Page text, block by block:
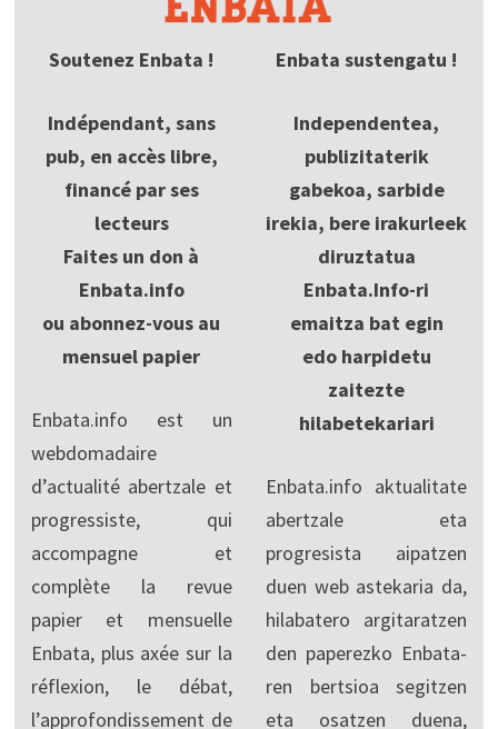
Soutenez Enbata !
Indépendant, sans
pub, en accès libre,
financé par ses
lecteurs
Faites un don à
Enbata.info
ou abonnez-vous au
mensuel papier
Enbata.info est un
webdomadaire
d’actualité abertzale et
progressiste, qui
accompagne et
complète la revue
papier et mensuelle
Enbata, plus axée sur la
réflexion, le débat,
l’approfondissement de
Enbata sustengatu !
Independentea,
publizitaterik
gabekoa, sarbide
irekia, bere irakurleek
diruztatua
Enbata.Info-ri
emaitza bat egin
edo harpidetu
zaitezte
hilabetekariari
Enbata.info aktualitate
abertzale eta
progresista aipatzen
duen web astekaria da,
hilabatero argitaratzen
den paperezko Enbata-
ren bertsioa segitzen
eta osatzen duena,